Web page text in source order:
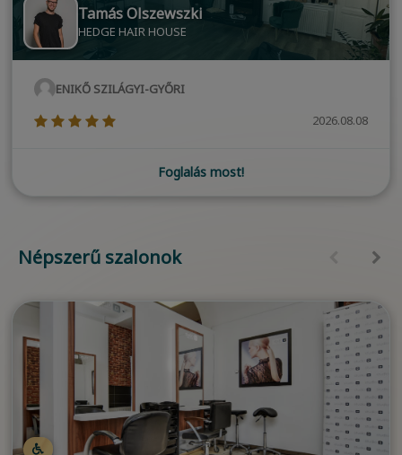
Tamás Olszewszki
HEDGE HAIR HOUSE
ENIKŐ SZILÁGYI-GYŐRI
(*)(*)(*)(*)(*) 2026.08.08
Foglalás most!
Népszerű szalonok